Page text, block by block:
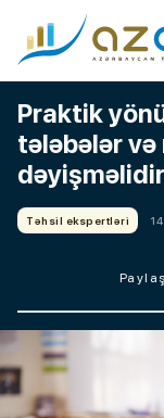
Praktik
tələbələr
Təhsil ekspertləri